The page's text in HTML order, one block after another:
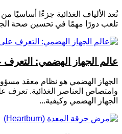
تُعد الألياف الغذائية جزءًا أساسيًا
تلعب دورًا مهمًا في تحسين صحة
عالم الجهاز الهضمي: التعرف
الجهاز الهضمي هو نظام معقد
وامتصاص العناصر الغذائية. تعرف
الجهاز الهضمي وكيفية...